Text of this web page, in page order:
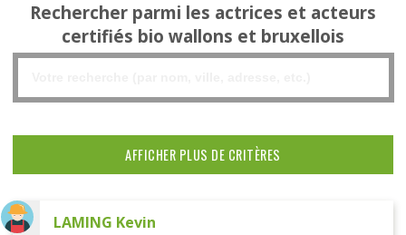
Rechercher parmi les actrices et acteurs
certifiés bio wallons et bruxellois
LAMING Kevin
AFFICHER PLUS DE CRITÈRES